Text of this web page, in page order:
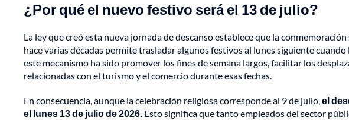
¿Por qué el nuevo festivo será el 13 de julio?
La ley que creó esta nueva jornada de descanso establece que la
hace varias décadas permite trasladar algunos festivos al lunes siguiente
este mecanismo ha sido promover los fines de semana largos, facilitar los
relacionadas con el turismo y el comercio durante esas fechas.
En consecuencia, aunque la celebración religiosa corresponde al 9 de julio,el
el lunes 13 de julio de 2026. Esto significa que tanto empleados del sector